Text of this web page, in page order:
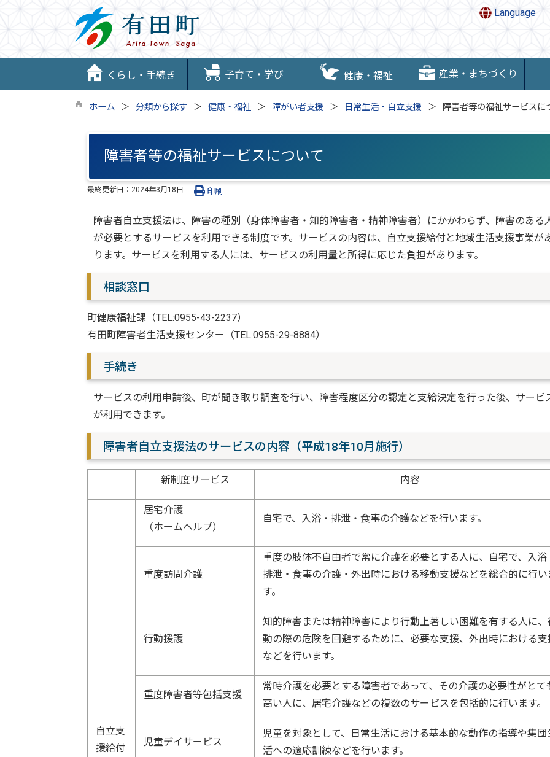
Language
くらし・手続き 子育て・学び 健康・福祉 産業・まちづくり
ホーム 分類から探す 健康・福祉 障がい者支援 日常生活・自立支援 障害者等の福祉サービスに
障害者等の福祉サービスについて
最終更新日： 2024年3月18日 印刷
障害者自立支援法は、障害の種別（身体障害者・知的障害者・精神障害者）にかかわらず、障害のある
が必要とするサービスを利用できる制度です。サービスの内容は、自立支援給付と地域生活支援事業が
ります。サービスを利用する人には、サービスの利用量と所得に応じた負担があります。
相談窓口
町健康福祉課（TEL:0955-43-2237）
有田町障害者生活支援センター（TEL:0955-29-8884）
手続き
サービスの利用申請後、町が聞き取り調査を行い、障害程度区分の認定と支給決定を行った後、サービ
が利用できます。
障害者自立支援法のサービスの内容（平成18年10月施行）
新制度サービス 内容
自立支
援給付
居宅介護
（ホームヘルプ）
自宅で、入浴・排泄・食事の介護などを行います。
重度訪問介護
重度の肢体不自由者で常に介護を必要とする人に、自宅で、入浴
排泄・食事の介護・外出時における移動支援などを総合的に行い
す。
行動援護
知的障害または精神障害により行動上著しい困難を有する人に、
動の際の危険を回避するために、必要な支援、外出時における支
などを行います。
重度障害者等包括支援
常時介護を必要とする障害者であって、その介護の必要性がとて
高い人に、居宅介護などの複数のサービスを包括的に行います。
児童デイサービス
児童を対象として、日常生活における基本的な動作の指導や集団
活への適応訓練などを行います。